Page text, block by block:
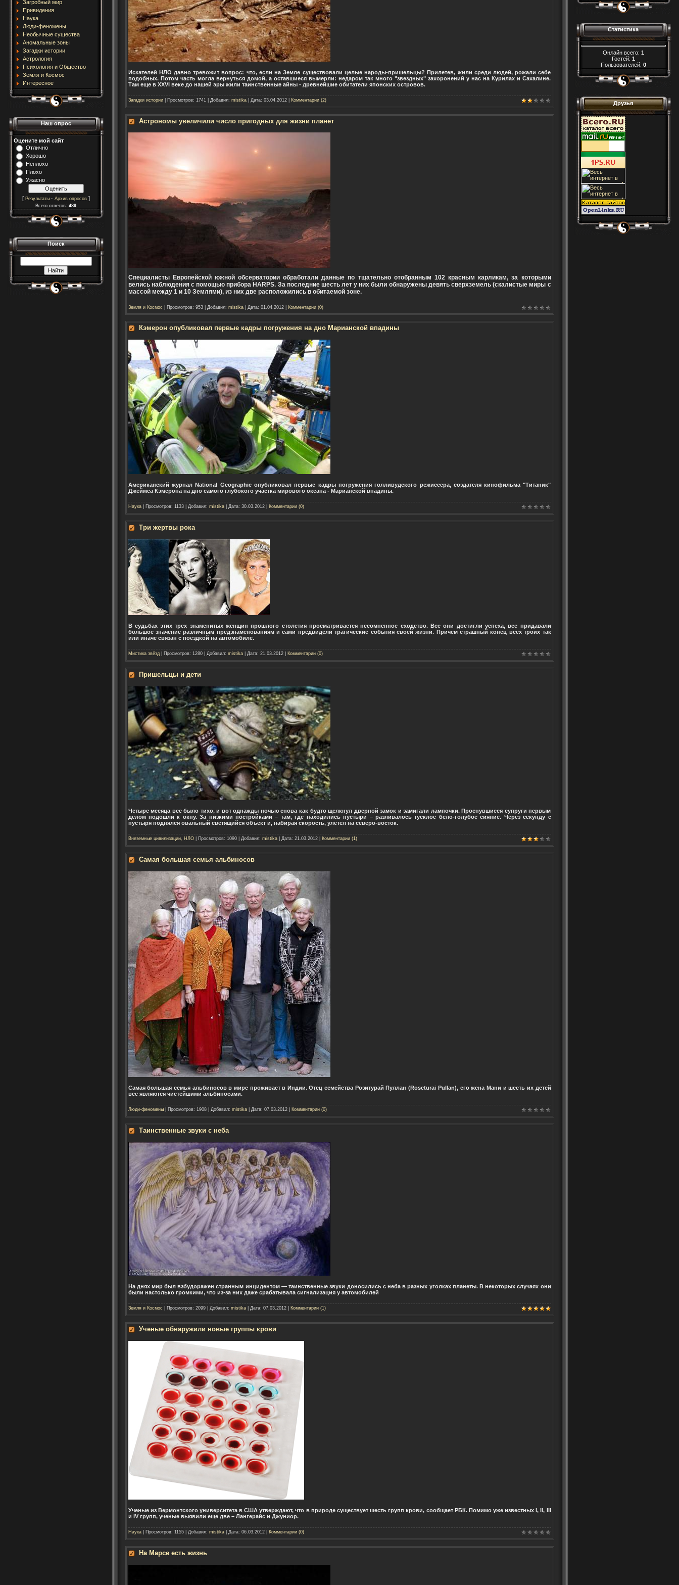
Загробный мир
Привидения
Наука
Люди-феномены
Необычные существа
Аномальные зоны
Загадки истории
Астрология
Психология и Общество
Земля и Космос
Интересное
Наш опрос
Оцените мой сайт
Отлично
Хорошо
Неплохо
Плохо
Ужасно
[ Результаты· Архив опросов]
Всего ответов: 489
Поиск
Искателей НЛО давно тревожит вопрос: что, если на Земле существовали целые народы-пришельцы? Прилетев, жили среди людей, рожали себе
подобных. Потом часть могла вернуться домой, а оставшиеся вымерли: недаром так много "звездных" захоронений у нас на Курилах и Сахалине.
Там еще в XXVI веке до нашей эры жили таинственные айны - древнейшие обитатели японских островов.
Загадки истории| Просмотров: 1741 | Добавил: mistika| Дата: 03.04.2012| Комментарии (2)
Астрономы увеличили число пригодных для жизни планет
Специалисты Европейской южной обсерватории обработали данные по тщательно отобранным 102 красным карликам, за которыми
велись наблюдения с помощью прибора HARPS. За последние шесть лет у них были обнаружены девять сверхземель (скалистые миры с
массой между 1 и 10 Землями), из них две расположились в обитаемой зоне.
Земля и Космос | Просмотров: 953 | Добавил: mistika| Дата: 01.04.2012| Комментарии (0)
Кэмерон опубликовал первые кадры погружения на дно Марианской впадины
Американский журнал National Geographic опубликовал первые кадры погружения голливудского режиссера, создателя кинофильма "Титаник"
Джеймса Кэмерона на дно самого глубокого участка мирового океана - Марианской впадины.
Наука| Просмотров: 1133 | Добавил: mistika| Дата: 30.03.2012| Комментарии (0)
Три жертвы рока
В судьбах этих трех знаменитых женщин прошлого столетия просматривается несомненное сходство. Все они достигли успеха, все придавали
большое значение различным предзнаменованиям и сами предвидели трагические события своей жизни. Причем страшный конец всех троих так
или иначе связан с поездкой на автомобиле.
Мистика звёзд| Просмотров: 1280 | Добавил: mistika| Дата: 21.03.2012| Комментарии (0)
Пришельцы и дети
Четыре месяца все было тихо, и вот однажды ночью снова как будто щелкнул дверной замок и замигали лампочки. Проснувшиеся супруги первым
делом подошли к окну. За низкими постройками – там, где находились пустыри – разливалось тусклое бело-голубое сияние. Через секунду с
пустыря поднялся овальный светящийся объект и, набирая скорость, улетел на северо-восток.
Внеземные цивилизации, НЛО| Просмотров: 1090 | Добавил: mistika| Дата: 21.03.2012| Комментарии (1)
Самая большая семья альбиносов
Самая большая семья альбиносов в мире проживает в Индии. Отец семейства Розитурай Пуллан (Roseturai Pullan), его жена Мани и шесть их детей
все являются чистейшими альбиносами.
Люди-феномены| Просмотров: 1908 | Добавил: mistika| Дата: 07.03.2012| Комментарии (0)
Таинственные звуки с неба
На днях мир был взбудоражен странным инцидентом — таинственные звуки доносились с неба в разных уголках планеты. В некоторых случаях они
были настолько громкими, что из-за них даже срабатывала сигнализация у автомобилей
Земля и Космос | Просмотров: 2099 | Добавил: mistika| Дата: 07.03.2012| Комментарии (1)
Ученые обнаружили новые группы крови
Ученые из Вермонтского университета в США утверждают, что в природе существует шесть групп крови, сообщает РБК. Помимо уже известных I, II, III
и IV групп, ученые выявили еще две – Лангерайс и Джуниор.
Наука| Просмотров: 1155 | Добавил: mistika| Дата: 06.03.2012| Комментарии (0)
На Марсе есть жизнь
Статистика
Онлайн всего: 1
Гостей: 1
Пользователей: 0
Друзья